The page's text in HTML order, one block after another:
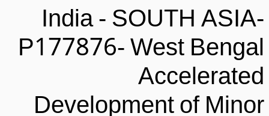
India - SOUTH
P177876- West
Development of